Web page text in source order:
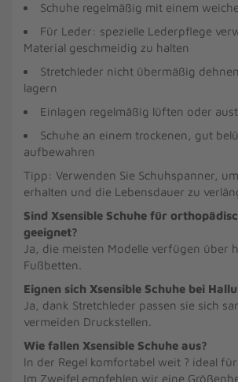
Schuhe regelmäßig mit einem
Für Leder: spezielle Lederpflege
Material geschmeidig zu halten
Stretchleder nicht übermäßig
lagern
Einlagen regelmäßig lüften oder
Schuhe an einem trockenen, gut
aufbewahren
Tipp: Verwenden Sie Schuhspanner,
erhalten und die Lebensdauer zu
Sind Xsensible Schuhe für
geeignet?
Ja, die meisten Modelle verfügen über
Fußbetten.
Eignen sich Xsensible Schuhe bei
Ja, dank Stretchleder passen sie sich
vermeiden Druckstellen.
Wie fallen Xsensible Schuhe aus?
In der Regel komfortabel weit ? ideal
Im Zweifel empfehlen wir eine